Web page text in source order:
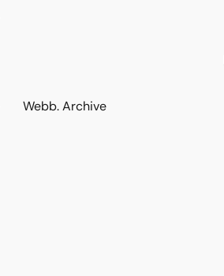
Webb. Archive